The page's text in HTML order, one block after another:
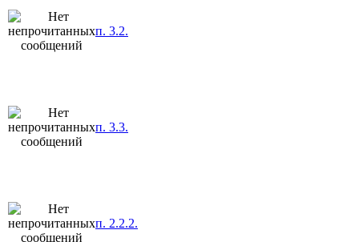
п. 3.2.
п. 3.3.
п. 2.2.2.